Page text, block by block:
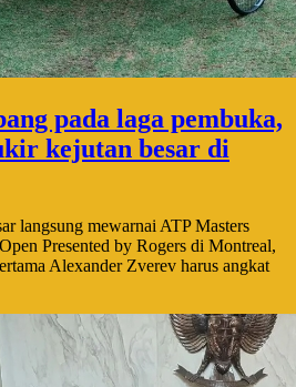
pada laga pembuka,
kejutan besar di
langsung mewarnai ATP Masters
Presented by Rogers di Montreal,
Alexander Zverev harus angkat